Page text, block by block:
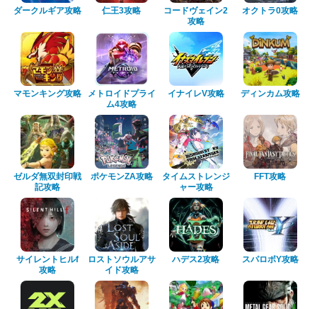
ダークルギア攻略 仁王3攻略
コードヴェイン2
攻略
オクトラ0攻略
マモンキング攻略
メトロイドプライ
ム4攻略
イナイレV攻略 ディンカム攻略
ゼルダ無双封印戦
記攻略
ポケモンZA攻略
タイムストレンジ
ャー攻略
FFT攻略
サイレントヒルf
攻略
ロストソウルアサ
イド攻略
ハデス2攻略 スパロボY攻略